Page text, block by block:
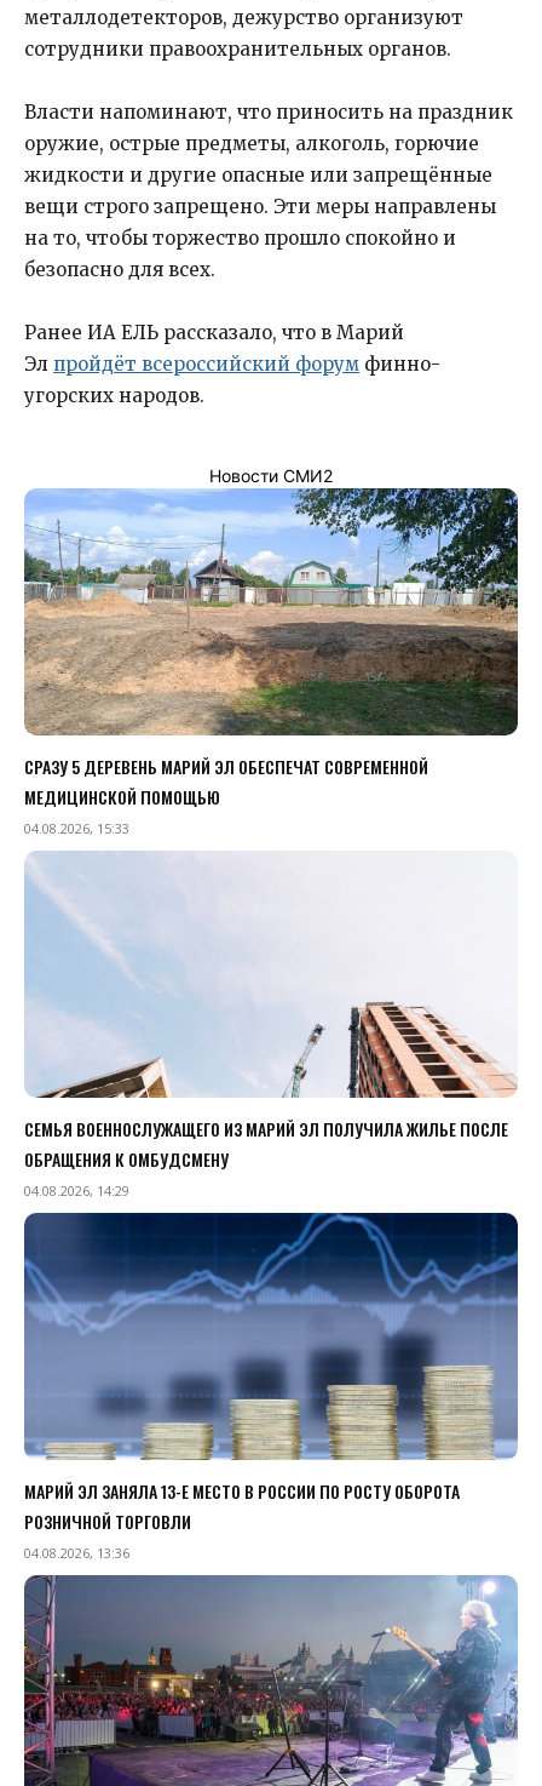
металлодетекторов, дежурство организуют
сотрудники правоохранительных органов.
Власти напоминают, что приносить на праздник
оружие, острые предметы, алкоголь, горючие
жидкости и другие опасные или запрещённые
вещи строго запрещено. Эти меры направлены
на то, чтобы торжество прошло спокойно и
безопасно для всех.
Ранее ИА ЕЛЬ рассказало, что в Марий
Эл пройдёт всероссийский форум финно-
угорских народов.
Новости СМИ2
СРАЗУ 5 ДЕРЕВЕНЬ МАРИЙ ЭЛ ОБЕСПЕЧАТ СОВРЕМЕННОЙ
МЕДИЦИНСКОЙ ПОМОЩЬЮ
04.08.2026, 15:33
СЕМЬЯ ВОЕННОСЛУЖАЩЕГО ИЗ МАРИЙ ЭЛ ПОЛУЧИЛА ЖИЛЬЕ ПОСЛЕ
ОБРАЩЕНИЯ К ОМБУДСМЕНУ
04.08.2026, 14:29
МАРИЙ ЭЛ ЗАНЯЛА 13-Е МЕСТО В РОССИИ ПО РОСТУ ОБОРОТА
РОЗНИЧНОЙ ТОРГОВЛИ
04.08.2026, 13:36